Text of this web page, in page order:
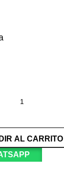
AL CARRITO